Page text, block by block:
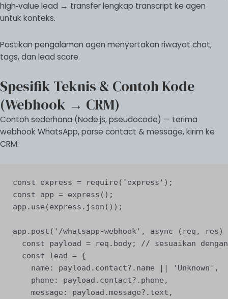
high‑value lead → transfer lengkap transcript ke agen
untuk konteks.
Pastikan pengalaman agen menyertakan riwayat chat,
tags, dan lead score.
Spesifik Teknis & Contoh Kode
(Webhook → CRM)
Contoh sederhana (Node.js, pseudocode) — terima
webhook WhatsApp, parse contact & message, kirim ke
CRM:
const express = require('express');
const app = express();
app.use(express.json());
app.post('/whatsapp-webhook', async (req, res)
const payload = req.body; // sesuaikan
  const lead = {
    name: payload.contact?.name || 'Unknown',
    phone: payload.contact?.phone,
    message: payload.message?.text,